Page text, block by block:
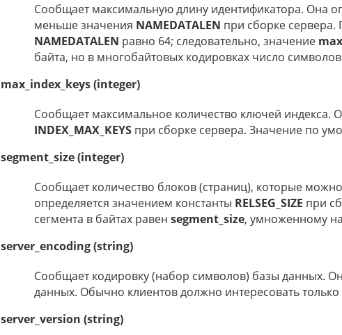
Сообщает максимальную длину идентификатора. Она
меньше значения NAMEDATALEN при сборке
NAMEDATALEN равно 64; следовательно, значение
байта, но в многобайтовых кодировках число
max_index_keys (integer)
Сообщает максимальное количество ключей индекса.
INDEX_MAX_KEYS при сборке сервера. Значение по
segment_size (integer)
Сообщает количество блоков (страниц), которые
определяется значением константы RELSEG_SIZE при
сегмента в байтах равен segment_size, умноженному на
server_encoding (string)
Сообщает кодировку (набор символов) базы данных.
данных. Обычно клиентов должно интересовать
server_version (string)